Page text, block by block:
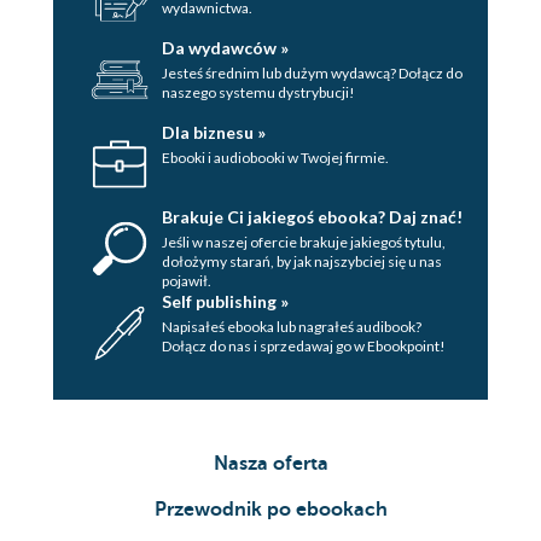
Wielki Czwartek Stopy - Wojciech
Surówka OP
CHRYSTUS UMĘCZONY. WIELKI PIĄTEK
Rozdział 27,1154
Komentarz Ojców Kościoła Świętego
Augustyna mowa o męce Pana na Wielki
Piątek
Kara męki krzyża, kult krzyża - Tomasz
Grabowski OP
w Wielki Piątek? - Mateusz Przanowski
OP
wydawnictwa.
Da wydawców »
Jesteś średnim lub dużym wydawcą? Dołącz do
naszego systemu dystrybucji!
Dla biznesu »
Ebooki i audiobooki w Twojej firmie.
Brakuje Ci jakiegoś ebooka? Daj znać!
Jeśli w naszej ofercie brakuje jakiegoś tytulu,
dołożymy starań, by jak najszybciej się u nas
pojawił.
Self publishing »
Napisałeś ebooka lub nagrałeś audibook?
Dołącz do nas i sprzedawaj go w Ebookpoint!
Nasza oferta
Przewodnik po ebookach